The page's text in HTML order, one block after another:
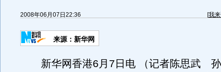
2008年06月07日22:36 [我
来源：新华网
新华网香港6月7日电 （记者陈思武 孙